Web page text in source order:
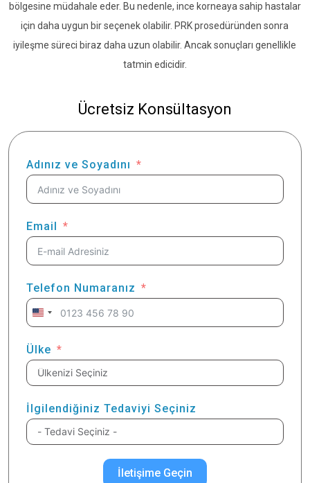
bölgesine müdahale eder. Bu nedenle, ince korneaya sahip hastalar
için daha uygun bir seçenek olabilir. PRK prosedüründen sonra
iyileşme süreci biraz daha uzun olabilir. Ancak sonuçları genellikle
tatmin edicidir.
Ücretsiz Konsültasyon
Adınız ve Soyadını
Email
Telefon Numaranız
United
+1
Ülke
İlgilendiğiniz Tedaviyi Seçiniz
İletişime Geçin